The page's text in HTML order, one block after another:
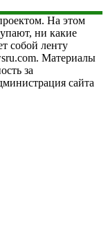
На этом
ни какие
собой ленту
Материалы
за
сайта